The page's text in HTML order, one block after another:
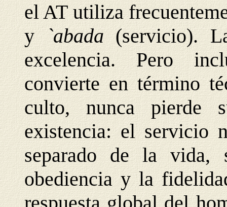
el AT utiliza
y `abada(servicio).
excelencia. Pero
convierte en término
culto, nunca pierde
existencia: el servicio
separado de la vida,
obediencia y la